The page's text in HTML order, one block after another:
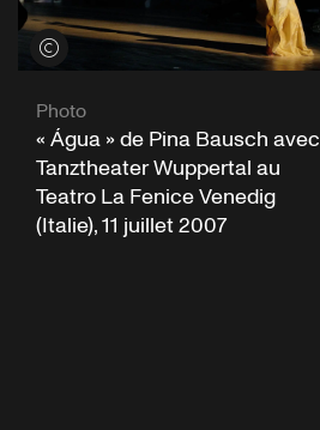
Voir les crédits
Photo
« Água » de Pina Bausch avec
Tanztheater Wuppertal au
Teatro La Fenice Venedig
(Italie), 11 juillet 2007